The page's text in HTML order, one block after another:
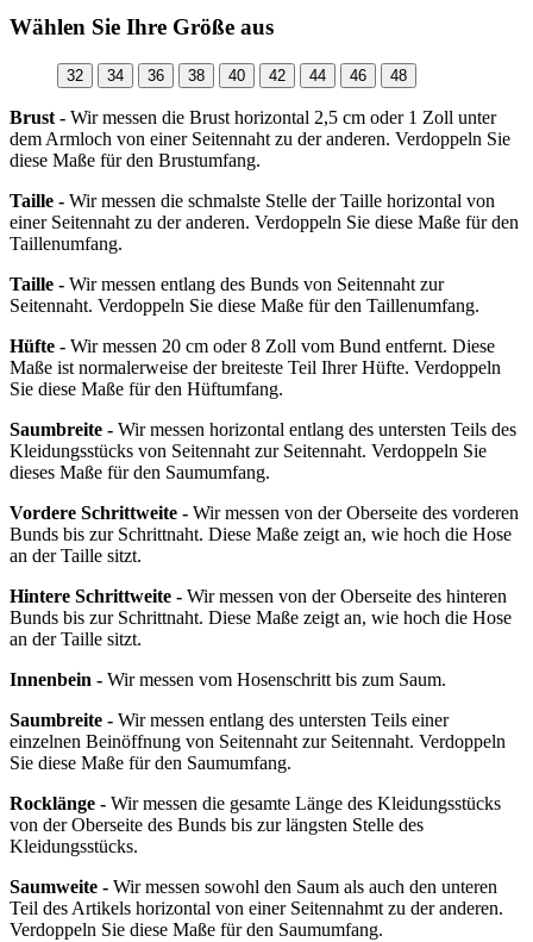
Wählen Sie Ihre Größe aus
32 34 36 38 40 42 44 46 48
Brust - Wir messen die Brust horizontal 2,5 cm oder 1 Zoll unter
dem Armloch von einer Seitennaht zu der anderen. Verdoppeln Sie
diese Maße für den Brustumfang.
Taille - Wir messen die schmalste Stelle der Taille horizontal von
einer Seitennaht zu der anderen. Verdoppeln Sie diese Maße für den
Taillenumfang.
Taille - Wir messen entlang des Bunds von Seitennaht zur
Seitennaht. Verdoppeln Sie diese Maße für den Taillenumfang.
Hüfte - Wir messen 20 cm oder 8 Zoll vom Bund entfernt. Diese
Maße ist normalerweise der breiteste Teil Ihrer Hüfte. Verdoppeln
Sie diese Maße für den Hüftumfang.
Saumbreite - Wir messen horizontal entlang des untersten Teils des
Kleidungsstücks von Seitennaht zur Seitennaht. Verdoppeln Sie
dieses Maße für den Saumumfang.
Vordere Schrittweite - Wir messen von der Oberseite des vorderen
Bunds bis zur Schrittnaht. Diese Maße zeigt an, wie hoch die Hose
an der Taille sitzt.
Hintere Schrittweite - Wir messen von der Oberseite des hinteren
Bunds bis zur Schrittnaht. Diese Maße zeigt an, wie hoch die Hose
an der Taille sitzt.
Innenbein - Wir messen vom Hosenschritt bis zum Saum.
Saumbreite - Wir messen entlang des untersten Teils einer
einzelnen Beinöffnung von Seitennaht zur Seitennaht. Verdoppeln
Sie diese Maße für den Saumumfang.
Rocklänge - Wir messen die gesamte Länge des Kleidungsstücks
von der Oberseite des Bunds bis zur längsten Stelle des
Kleidungsstücks.
Saumweite - Wir messen sowohl den Saum als auch den unteren
Teil des Artikels horizontal von einer Seitennahmt zu der anderen.
Verdoppeln Sie diese Maße für den Saumumfang.